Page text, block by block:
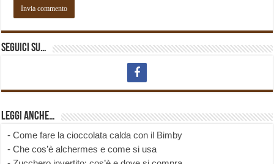
Seguici su…
Leggi anche…
-Come fare la cioccolata calda con il Bimby
-Che cos’è alchermes e come si usa